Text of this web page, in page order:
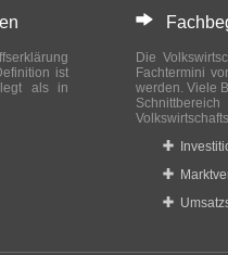
ist
als in
Die
Fachtermini
werden. Viele